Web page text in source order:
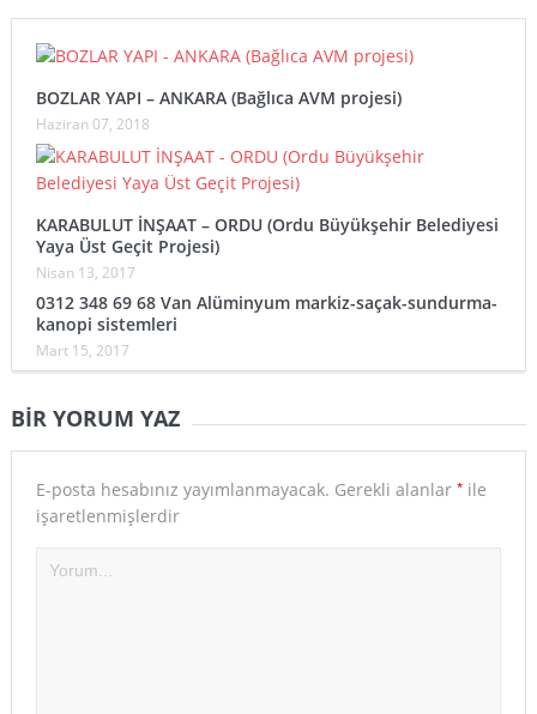
BOZLAR YAPI – ANKARA (Bağlıca AVM projesi)
Haziran 07, 2018
KARABULUT İNŞAAT – ORDU (Ordu Büyükşehir Belediyesi
Yaya Üst Geçit Projesi)
Nisan 13, 2017
0312 348 69 68 Van Alüminyum markiz-saçak-sundurma-
kanopi sistemleri
Mart 15, 2017
BIR YORUM YAZ
E-posta hesabınız yayımlanmayacak. Gerekli alanlar *ile
işaretlenmişlerdir